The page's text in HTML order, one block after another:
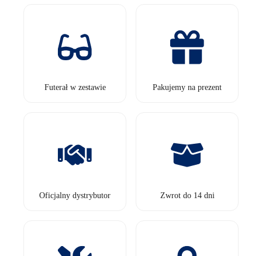
Futerał w zestawie Pakujemy na prezent
Oficjalny dystrybutor Zwrot do 14 dni